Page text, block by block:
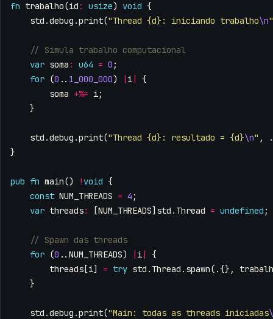
fn trabalho(id : usize) void {
std .debug .print("Thread {d}: iniciando trabalho\n"
var soma : u64 = 0 ;
for (0 .. 1_000_000) | i|
{
soma +%= i;
}
std .debug .print("Thread {d}: resultado = {d}\n" ,
}
pub fn main() ! void {
const NUM_THREADS = 4 ;
var threads: [NUM_THREADS] std . Thread = undefined ;
for (0 .. NUM_THREADS) | i|
{
threads [i] = try std . Thread . spawn(.{},
}
std .debug .print("Main: todas as threads iniciadas